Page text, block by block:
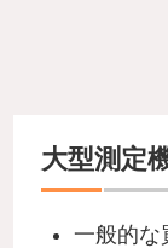
大型測定
一般的な